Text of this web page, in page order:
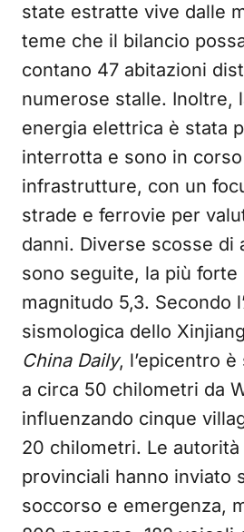
state estratte vive dalle
teme che il bilancio
contano 47 abitazioni
numerose stalle. Inoltre,
energia elettrica è stata
interrotta e sono in
infrastrutture, con un
strade e ferrovie per
danni. Diverse scosse di
sono seguite, la più forte
magnitudo 5,3. Secondo
sismologica dello
China Daily, l’epicentro
a circa 50 chilometri da
influenzando cinque
20 chilometri. Le autorità
provinciali hanno inviato
soccorso e emergenza,